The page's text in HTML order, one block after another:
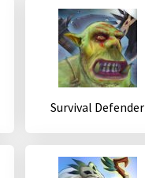
Survival Defender